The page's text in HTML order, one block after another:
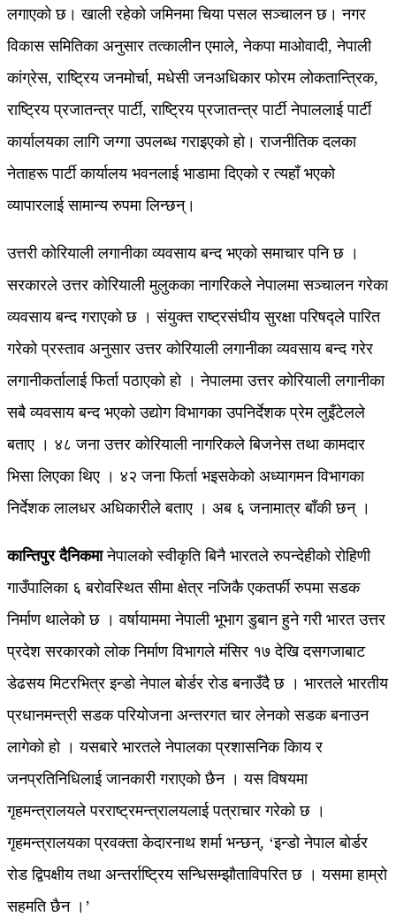
लगाएको छ। खाली रहेको जमिनमा चिया पसल सञ्चालन छ। नगर
विकास समितिका अनुसार तत्कालीन एमाले, नेकपा माओवादी, नेपाली
कांग्रेस, राष्ट्रिय जनमोर्चा, मधेसी जनअधिकार फोरम लोकतान्त्रिक,
राष्ट्रिय प्रजातन्त्र पार्टी, राष्ट्रिय प्रजातन्त्र पार्टी नेपाललाई पार्टी
कार्यालयका लागि जग्गा उपलब्ध गराइएको हो। राजनीतिक दलका
नेताहरू पार्टी कार्यालय भवनलाई भाडामा दिएको र त्यहाँ भएको
व्यापारलाई सामान्य रुपमा लिन्छन्।
उत्तरी कोरियाली लगानीका व्यवसाय बन्द भएको समाचार पनि छ ।
सरकारले उत्तर कोरियाली मुलुकका नागरिकले नेपालमा सञ्चालन गरेका
व्यवसाय बन्द गराएको छ । संयुक्त राष्ट्रसंघीय सुरक्षा परिषद्ले पारित
गरेको प्रस्ताव अनुसार उत्तर कोरियाली लगानीका व्यवसाय बन्द गरेर
लगानीकर्तालाई फिर्ता पठाएको हो । नेपालमा उत्तर कोरियाली लगानीका
सबै व्यवसाय बन्द भएको उद्योग विभागका उपनिर्देशक प्रेम लुइँटेलले
बताए । ४८ जना उत्तर कोरियाली नागरिकले बिजनेस तथा कामदार
भिसा लिएका थिए । ४२ जना फिर्ता भइसकेको अध्यागमन विभागका
निर्देशक लालधर अधिकारीले बताए । अब ६ जनामात्र बाँकी छन् ।
कान्तिपुर दैनिकमानेपालको स्वीकृति बिनै भारतले रुपन्देहीको रोहिणी
गाउँपालिका ६ बरोवस्थित सीमा क्षेत्र नजिकै एकतर्फी रुपमा सडक
निर्माण थालेको छ । वर्षायाममा नेपाली भूभाग डुबान हुने गरी भारत उत्तर
प्रदेश सरकारको लोक निर्माण विभागले मंसिर १७ देखि दसगजाबाट
डेढसय मिटरभित्र इन्डो नेपाल बोर्डर रोड बनाउँदै छ । भारतले भारतीय
प्रधानमन्त्री सडक परियोजना अन्तरगत चार लेनको सडक बनाउन
लागेको हो । यसबारे भारतले नेपालका प्रशासनिक किाय र
जनप्रतिनिधिलाई जानकारी गराएको छैन । यस विषयमा
गृहमन्त्रालयले परराष्ट्रमन्त्रालयलाई पत्राचार गरेको छ ।
गृहमन्त्रालयका प्रवक्ता केदारनाथ शर्मा भन्छन्, ‘इन्डो नेपाल बोर्डर
रोड द्विपक्षीय तथा अन्तर्राष्ट्रिय सन्धिसम्झौताविपरित छ । यसमा हाम्रो
सहमति छैन ।’